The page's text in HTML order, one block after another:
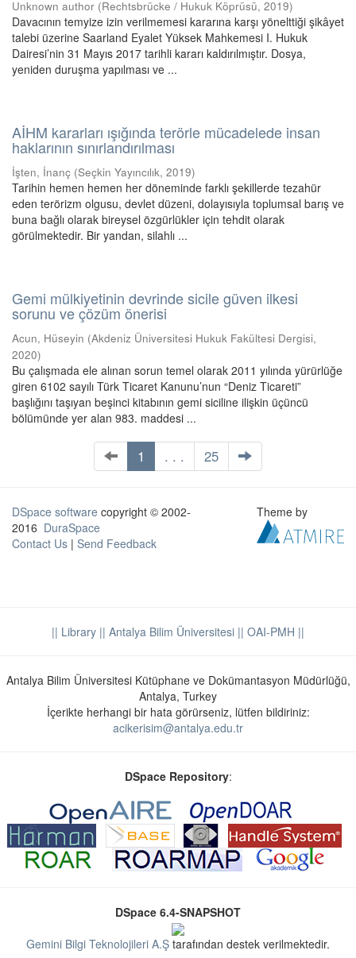
Unknown author (Rechtsbrücke / Hukuk Köprüsü, 2019)
Davacının temyize izin verilmemesi kararına karşı yönelttiği şikâyet
talebi üzerine Saarland Eyalet Yüksek Mahkemesi I. Hukuk
Dairesi’nin 31 Mayıs 2017 tarihli kararı kaldırılmıştır. Dosya,
yeniden duruşma yapılması ve ...
AİHM kararları ışığında terörle mücadelede insan
haklarının sınırlandırılması
İşten, İnanç (Seçkin Yayıncılık, 2019)
Tarihin hemen hemen her döneminde farklı şekillerde tezahür
eden terörizm olgusu, devlet düzeni, dolayısıyla toplumsal barış ve
buna bağlı olarak bireysel özgürlükler için tehdit olarak
görülmektedir. Bir yandan, silahlı ...
Gemi mülkiyetinin devrinde sicile güven ilkesi
sorunu ve çözüm önerisi
Acun, Hüseyin (Akdeniz Üniversitesi Hukuk Fakültesi Dergisi,
2020)
Bu çalışmada ele alınan sorun temel olarak 2011 yılında yürürlüğe
giren 6102 sayılı Türk Ticaret Kanunu’nun “Deniz Ticareti”
başlığını taşıyan beşinci kitabının gemi siciline ilişkin üçüncü
bölümünde yer alan 983. maddesi ...
1 . . . 25
DSpace software copyright © 2002-
2016 DuraSpace
Contact Us | Send Feedback
Theme by
|| Library || Antalya Bilim Üniversitesi || OAI-PMH ||
Antalya Bilim Üniversitesi Kütüphane ve Dokümantasyon Müdürlüğü,
Antalya, Turkey
İçerikte herhangi bir hata görürseniz, lütfen bildiriniz:
acikerisim@antalya.edu.tr
DSpace Repository:
DSpace 6.4-SNAPSHOT
Gemini Bilgi Teknolojileri A.Ş tarafından destek verilmektedir.